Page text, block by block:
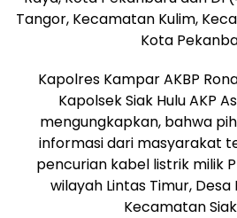
Tangor, Kecamatan Kulim,
Kota
Kapolres Kampar AKBP
Kapolsek Siak Hulu AKP
mengungkapkan, bahwa
informasi dari masyarakat
pencurian kabel listrik milik
wilayah Lintas Timur, Desa
Kecamatan Siak